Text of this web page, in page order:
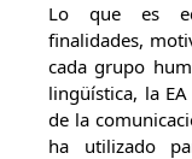
Lo que es
finalidades,
cada grupo
lingüística, la
de la
ha utilizado